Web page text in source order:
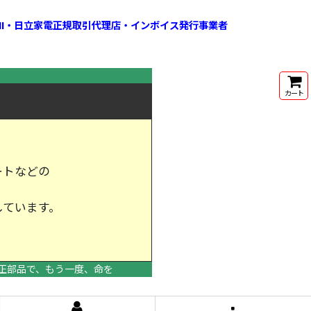
日立家電正規取引代理店・インボイス発行事業者
などの
います。
ます。
品で、もう一度、命を
カート